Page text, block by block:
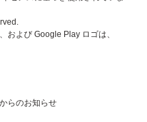
および Google Play ロゴは、
らのお知らせ